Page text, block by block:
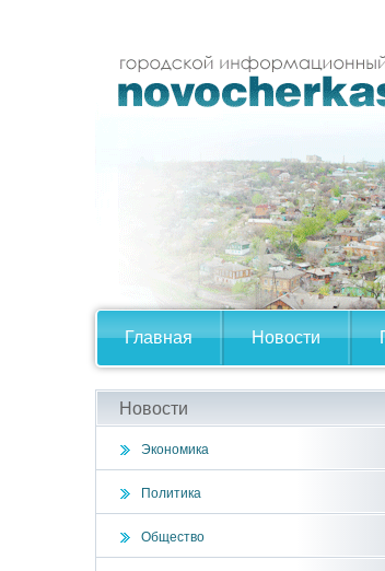
Главная Новости
Новости
Экономика
Политика
Общество